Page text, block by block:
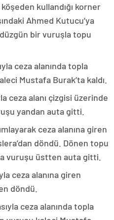
kullandığı korner
Ahmed Kutucu’ya
bir vuruşla topu
ceza alanında topla
Mustafa Burak’ta kaldı.
ceza alanı çizgisi üzerinde
yandan auta gitti.
ceza alanına giren
döndü. Dönen topu
vuruşu üstten auta gitti.
ceza alanına giren
döndü.
ceza alanında topla